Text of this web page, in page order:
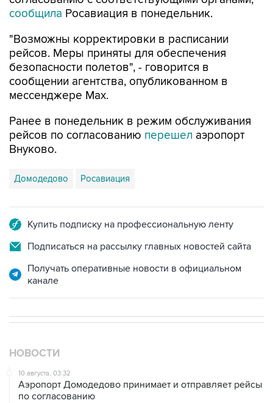
сообщила Росавиация в понедельник.
"Возможны корректировки в расписании
рейсов. Меры приняты для обеспечения
безопасности полетов", - говорится в
сообщении агентства, опубликованном в
мессенджере Мах.
Ранее в понедельник в режим обслуживания
рейсов по согласованию перешел аэропорт
Внуково.
Домодедово Росавиация
Купить подписку на профессиональную ленту
Подписаться на рассылку главных новостей сайта
Получать оперативные новости в официальном
канале
НОВОСТИ
10 августа, 03:32
Аэропорт Домодедово принимает и отправляет рейсы
по согласованию